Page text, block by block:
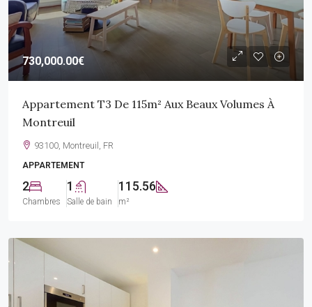
730,000.00€
Appartement T3 De 115m² Aux Beaux Volumes À
Montreuil
93100, Montreuil, FR
APPARTEMENT
2
Chambres
1
Salle de bain
115.56
m²